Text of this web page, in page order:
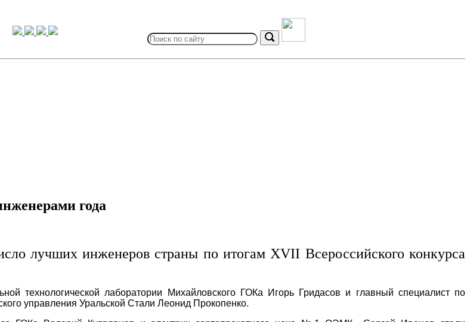
for:
Search
года
лучших инженеров страны по итогам XVII Всероссийского конкурса
технологической лаборатории Михайловского ГОКа Игорь Гридасов и главный специалист по
управления Уральской Стали Леонид Прокопенко.